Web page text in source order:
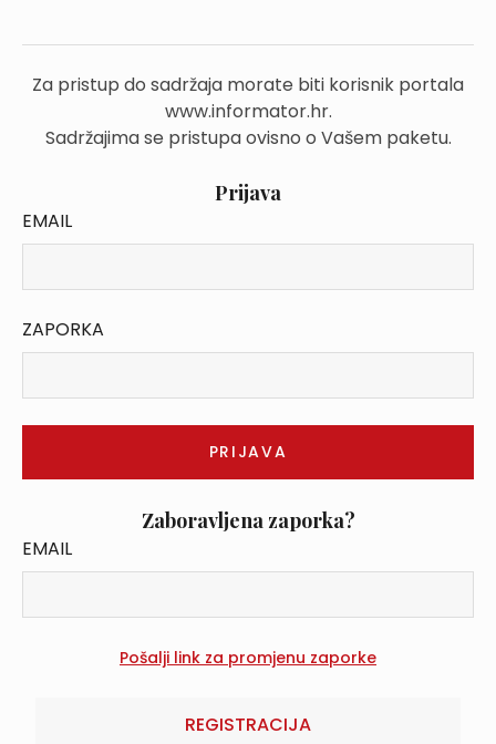
Za pristup do sadržaja morate biti korisnik portala
www.informator.hr.
Sadržajima se pristupa ovisno o Vašem paketu.
Prijava
EMAIL
ZAPORKA
Zaboravljena zaporka?
EMAIL
REGISTRACIJA